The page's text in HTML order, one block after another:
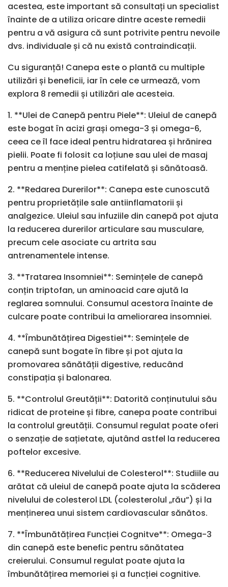
acestea, este important să consultați un specialist
înainte de a utiliza oricare dintre aceste remedii
pentru a vă asigura că sunt potrivite pentru nevoile
dvs. individuale și că nu există contraindicații.
Cu siguranță! Canepa este o plantă cu multiple
utilizări și beneficii, iar în cele ce urmează, vom
explora 8 remedii și utilizări ale acesteia.
1. **Ulei de Canepă pentru Piele**: Uleiul de canepă
este bogat în acizi grași omega-3 și omega-6,
ceea ce îl face ideal pentru hidratarea și hrănirea
pielii. Poate fi folosit ca loțiune sau ulei de masaj
pentru a menține pielea catifelată și sănătoasă.
2. **Redarea Durerilor**: Canepa este cunoscută
pentru proprietățile sale antiinflamatorii și
analgezice. Uleiul sau infuziile din canepă pot ajuta
la reducerea durerilor articulare sau musculare,
precum cele asociate cu artrita sau
antrenamentele intense.
3. **Tratarea Insomniei**: Semințele de canepă
conțin triptofan, un aminoacid care ajută la
reglarea somnului. Consumul acestora înainte de
culcare poate contribui la ameliorarea insomniei.
4. **Îmbunătățirea Digestiei**: Semințele de
canepă sunt bogate în fibre și pot ajuta la
promovarea sănătății digestive, reducând
constipația și balonarea.
5. **Controlul Greutății**: Datorită conținutului său
ridicat de proteine și fibre, canepa poate contribui
la controlul greutății. Consumul regulat poate oferi
o senzație de sațietate, ajutând astfel la reducerea
poftelor excesive.
6. **Reducerea Nivelului de Colesterol**: Studiile au
arătat că uleiul de canepă poate ajuta la scăderea
nivelului de colesterol LDL (colesterolul „rău”) și la
menținerea unui sistem cardiovascular sănătos.
7. **Îmbunătățirea Funcției Cognitve**: Omega-3
din canepă este benefic pentru sănătatea
creierului. Consumul regulat poate ajuta la
îmbunătățirea memoriei și a funcției cognitive.